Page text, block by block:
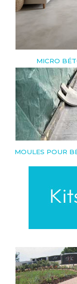
MICRO
MOULES POUR